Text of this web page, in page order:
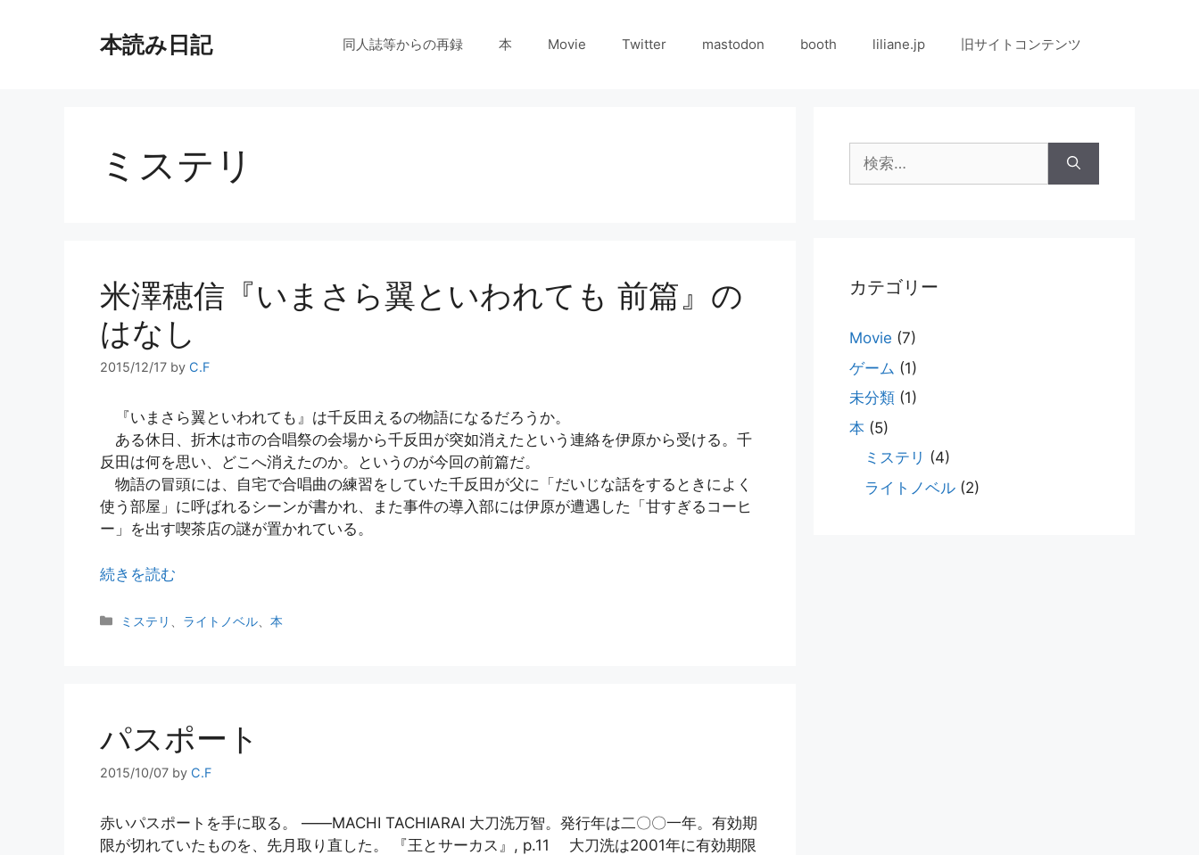
本読み日記 同人誌等からの再録 本 Movie Twitter mastodon booth liliane.jp 旧サイトコンテンツ
ミステリ
米澤穂信『いまさら翼といわれても 前篇』の
はなし
2015/12/17 by C.F
『いまさら翼といわれても』は千反田えるの物語になるだろうか。
ある休日、折木は市の合唱祭の会場から千反田が突如消えたという連絡を伊原から受ける。千
反田は何を思い、どこへ消えたのか。というのが今回の前篇だ。
物語の冒頭には、自宅で合唱曲の練習をしていた千反田が父に「だいじな話をするときによく
使う部屋」に呼ばれるシーンが書かれ、また事件の導入部には伊原が遭遇した「甘すぎるコーヒ
ー」を出す喫茶店の謎が置かれている。
続きを読む
カ
ミステリ ライトノベル 、本
パスポート
2015/10/07 by C.F
赤いパスポートを手に取る。 ――MACHI TACHIARAI 大刀洗万智。発行年は二〇〇一年。有効期
限が切れていたものを、先月取り直した。 『王とサーカス』, p.11 大刀洗は2001年に有効期限
索:
カテゴリー
Movie (7)
ゲーム (1)
未分類 (1)
本 (5)
ミステリ (4)
ライトノベル (2)